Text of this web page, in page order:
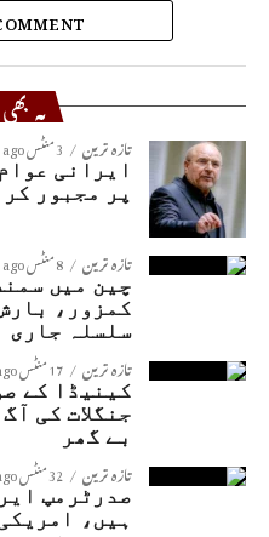
یہ
تازہ ترین 3 منٹس ago
ایرانی
پر مجبور
تازہ ترین 8 منٹس ago
چین میں
کمزور،
سلسلہ جاری
تازہ ترین 17 منٹس ago
کینیڈا کے
بے گھر
تازہ ترین 32 منٹس ago
صدرٹرمپ
ہیں،